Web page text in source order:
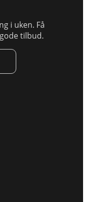
i uken. Få
tilbud.